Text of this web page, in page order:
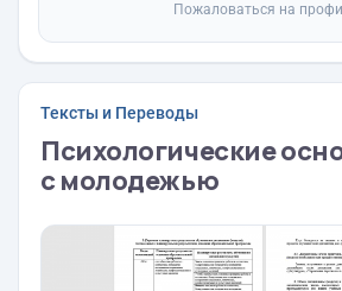
Пожаловаться на
Тексты и Переводы
Психологические
с молодежью